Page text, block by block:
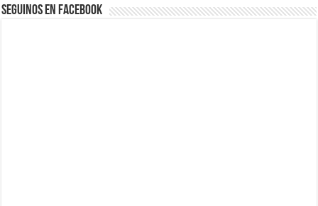
Seguinos en Facebook